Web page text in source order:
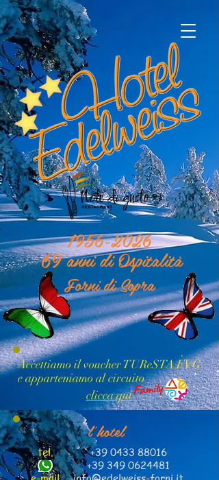
1956-2026
69 anni di Ospitalità
Forni di Sopra
Accettiamo il voucher TUReSTA FVG
e apparteniamo al circuito
clicca qui
l'hotel
tel.
+39 0433 88016
+39 349 0624481